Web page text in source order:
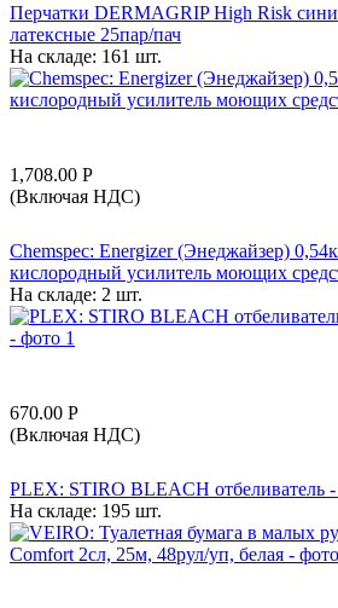
Перчатки DERMAGRIP High Risk
латексные 25пар/пач
На складе: 161 шт.
1,708.00 Р
(Включая НДС)
Chemspec: Energizer (Энеджайзер)
кислородный усилитель моющих
На складе: 2 шт.
670.00 Р
(Включая НДС)
PLEX: STIRO BLEACH отбеливатель
На складе: 195 шт.